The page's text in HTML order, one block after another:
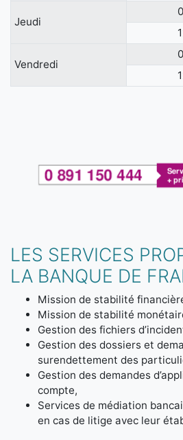
Jeudi
Vendredi
LES SERVICES
LA BANQUE DE
Mission de stabilité
Mission de stabilité
Gestion des fichiers
Gestion des dossiers et
surendettement des
Gestion des demandes
compte,
Services de médiation
en cas de litige avec leur